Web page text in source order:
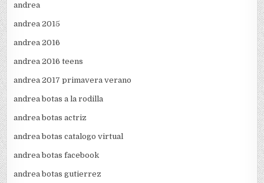
andrea
andrea 2015
andrea 2016
andrea 2016 teens
andrea 2017 primavera verano
andrea botas a la rodilla
andrea botas actriz
andrea botas catalogo virtual
andrea botas facebook
andrea botas gutierrez